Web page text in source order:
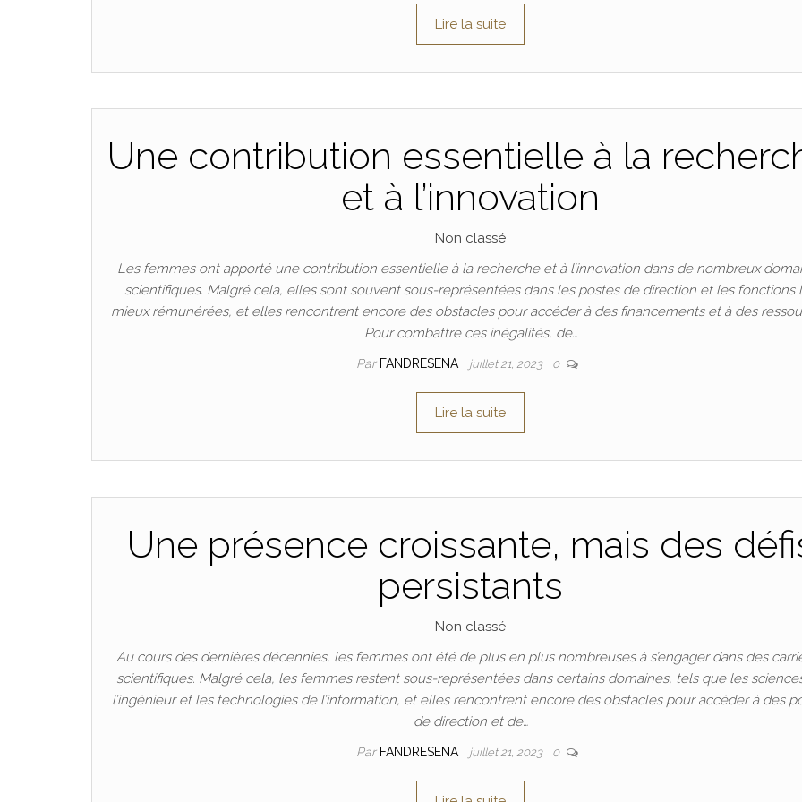
Lire la suite
Une contribution essentielle à la
et à l’innovation
Non classé
Les femmes ont apporté une contribution essentielle à la recherche et à l’innovation dans de nombreux
scientifiques. Malgré cela, elles sont souvent sous-représentées dans les postes de direction et les fonctions
mieux rémunérées, et elles rencontrent encore des obstacles pour accéder à des financements et à des
Pour combattre ces inégalités, de…
Par FANDRESENA juillet 21, 2023 0
Lire la suite
Une présence croissante, mais des
persistants
Non classé
Au cours des dernières décennies, les femmes ont été de plus en plus nombreuses à s’engager dans des
scientifiques. Malgré cela, les femmes restent sous-représentées dans certains domaines, tels que les
l’ingénieur et les technologies de l’information, et elles rencontrent encore des obstacles pour accéder à des
de direction et de…
Par FANDRESENA juillet 21, 2023 0